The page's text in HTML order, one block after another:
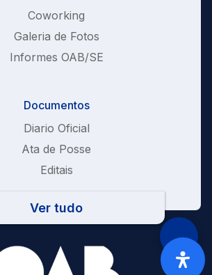
Coworking
Galeria de Fotos
Informes OAB/SE
Documentos
Diario Oficial
Ata de Posse
Editais
Ver tudo